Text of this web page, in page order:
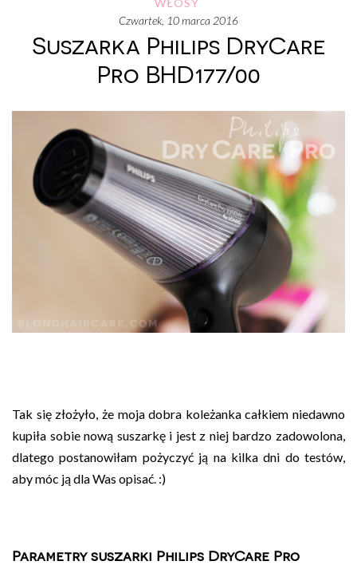
czwartek, 10 marca 2016
Suszarka Philips DryCare
Pro BHD177/00
Tak się złożyło, że moja dobra koleżanka całkiem niedawno
kupiła sobie nową suszarkę i jest z niej bardzo zadowolona,
dlatego postanowiłam pożyczyć ją na kilka dni do testów,
aby móc ją dla Was opisać. :)
Parametry suszarki Philips DryCare Pro